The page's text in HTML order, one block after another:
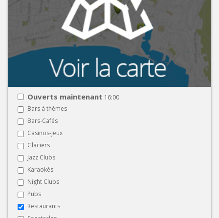
Ouverts maintenant 16:00
Bars à thèmes
Bars-Cafés
Casinos-Jeux
Glaciers
Jazz Clubs
Karaokés
Night Clubs
Pubs
Restaurants